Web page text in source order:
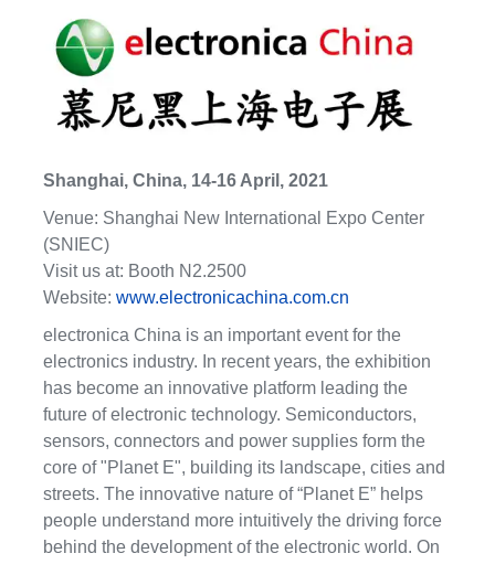
Shanghai, China, 14-16 April, 2021
Venue: Shanghai New International Expo Center
(SNIEC)
Visit us at: Booth N2.2500
Website:www.electronicachina.com.cn
electronica China is an important event for the
electronics industry. In recent years, the exhibition
has become an innovative platform leading the
future of electronic technology. Semiconductors,
sensors, connectors and power supplies form the
core of "Planet E", building its landscape, cities and
streets. The innovative nature of “Planet E” helps
people understand more intuitively the driving force
behind the development of the electronic world. On